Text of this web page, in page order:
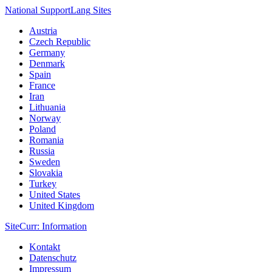
National SupportLang Sites
Austria
Czech Republic
Germany
Denmark
Spain
France
Iran
Lithuania
Norway
Poland
Romania
Russia
Sweden
Slovakia
Turkey
United States
United Kingdom
SiteCurr: Information
Kontakt
Datenschutz
Impressum